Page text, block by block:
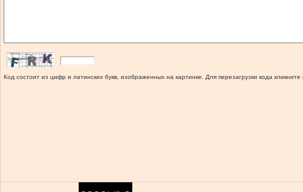
Код состоит из цифр и латинских букв, изображенных на картинке. Для перезагрузки кода кликните